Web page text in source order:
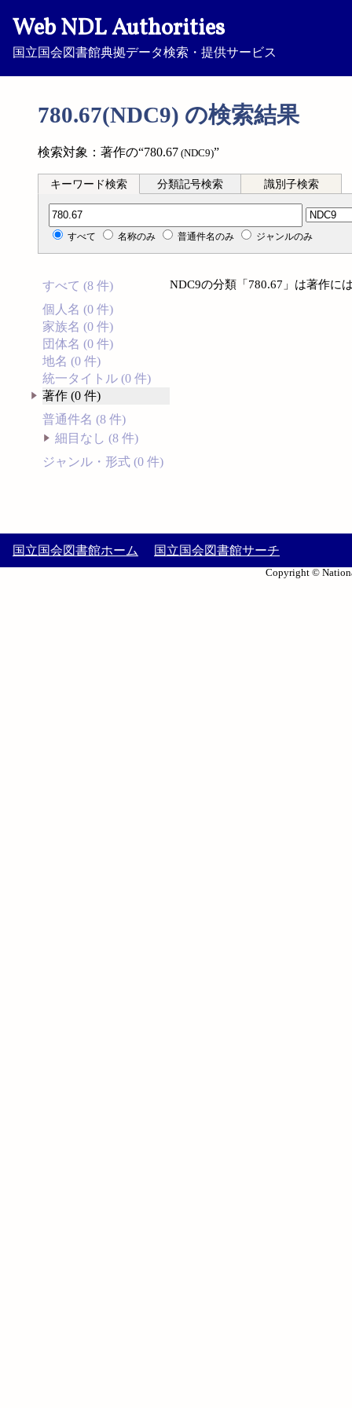
Web NDL Authorities
国立国会図書館典拠データ検索・提供サービス
780.67(NDC9) の検索結果
検索対象：著作の“780.67 (NDC9)”
キーワード検索 分類記号検索 識別子検索
分類記号検索
すべて 名称のみ 普通件名のみ ジャンルのみ
すべて (8 件)
個人名 (0 件)
家族名 (0 件)
団体名 (0 件)
地名 (0 件)
統一タイトル (0 件)
著作 (0 件)
普通件名 (8 件)
細目なし (8 件)
ジャンル・形式 (0 件)
NDC9の分類「780.67」は著作に
国立国会図書館ホーム 国立国会図書館サーチ
Copyright ©